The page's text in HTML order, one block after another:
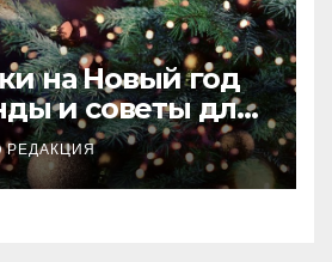
на Новый год
и советы для
праздника
РЕДАКЦИЯ